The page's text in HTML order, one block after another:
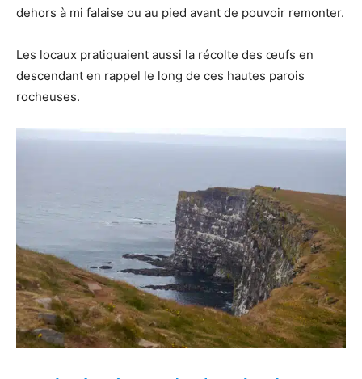
dehors à mi falaise ou au pied avant de pouvoir remonter.
Les locaux pratiquaient aussi la récolte des œufs en
descendant en rappel le long de ces hautes parois
rocheuses.